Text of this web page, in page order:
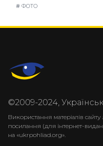
# ФОТО
©2009-2024,
Використання матеріалів
посилання (для інтернет-
на «ukrpohliad.org».